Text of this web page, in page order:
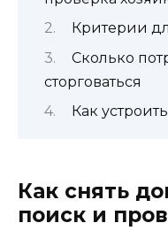
Критерии
Сколько
сторговаться
Как
Как снять
поиск и